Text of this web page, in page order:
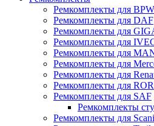
Ремкомплекты для BPW
Ремкомплекты для DAF
Ремкомплекты для
Ремкомплекты для
Ремкомплекты для
Ремкомплекты для
Ремкомплекты для
Ремкомплекты для ROR
Ремкомплекты для SAF
Ремкомплекты
Ремкомплекты для